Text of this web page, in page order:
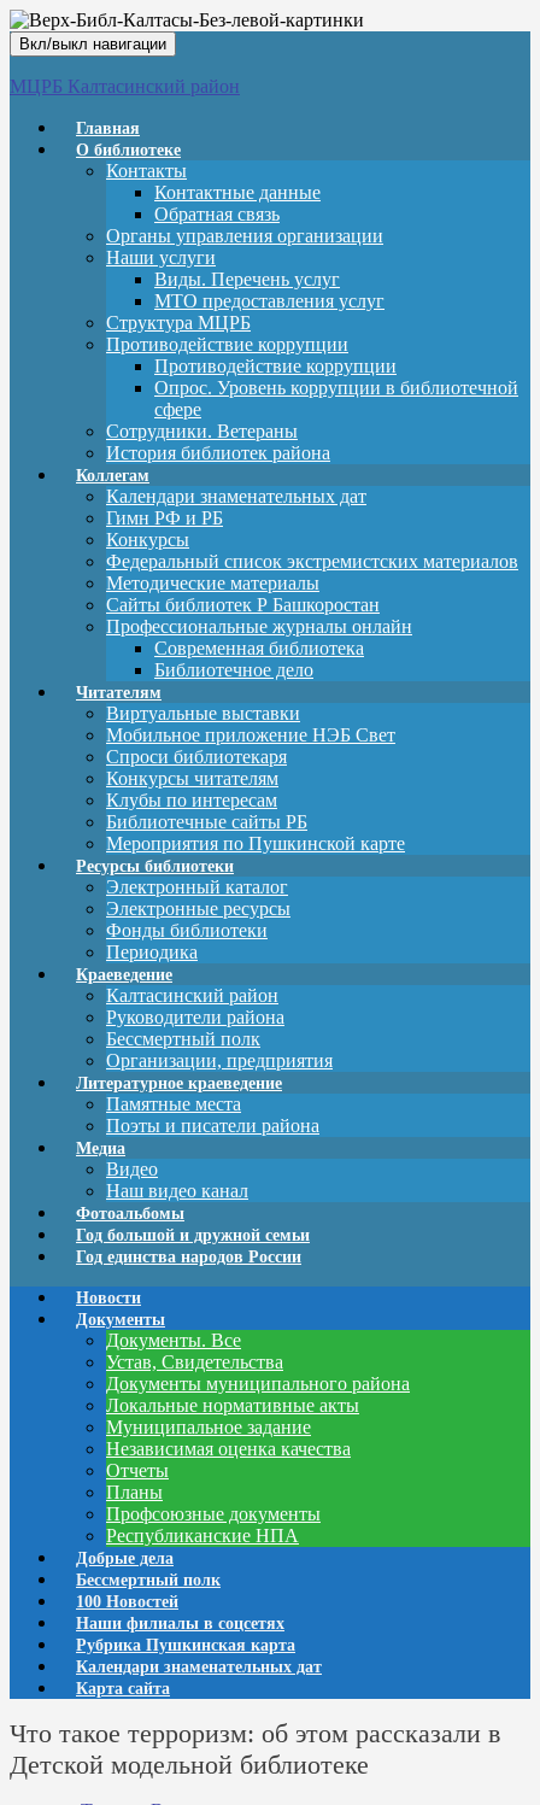
Вкл/выкл навигации
МЦРБ Калтасинский район
Главная
О библиотеке
Контакты
Контактные данные
Обратная связь
Органы управления организации
Наши услуги
Виды. Перечень услуг
МТО предоставления услуг
Структура МЦРБ
Противодействие коррупции
Противодействие коррупции
Опрос. Уровень коррупции в библиотечной
сфере
Сотрудники. Ветераны
История библиотек района
Коллегам
Календари знаменательных дат
Гимн РФ и РБ
Конкурсы
Федеральный список экстремистских материалов
Методические материалы
Сайты библиотек Р Башкоростан
Профессиональные журналы онлайн
Современная библиотека
Библиотечное дело
Читателям
Виртуальные выставки
Мобильное приложение НЭБ Свет
Спроси библиотекаря
Конкурсы читателям
Клубы по интересам
Библиотечные сайты РБ
Мероприятия по Пушкинской карте
Ресурсы библиотеки
Электронный каталог
Электронные ресурсы
Фонды библиотеки
Периодика
Краеведение
Калтасинский район
Руководители района
Бессмертный полк
Организации, предприятия
Литературное краеведение
Памятные места
Поэты и писатели района
Медиа
Видео
Наш видео канал
Фотоальбомы
Год большой и дружной семьи
Год единства народов России
Новости
Документы
Документы. Все
Устав, Свидетельства
Документы муниципального района
Локальные нормативные акты
Муниципальное задание
Независимая оценка качества
Отчеты
Планы
Профсоюзные документы
Республиканские НПА
Добрые дела
Бессмертный полк
100 Новостей
Наши филиалы в соцсетях
Рубрика Пушкинская карта
Календари знаменательных дат
Карта сайта
Что такое терроризм: об этом рассказали в
Детской модельной библиотеке